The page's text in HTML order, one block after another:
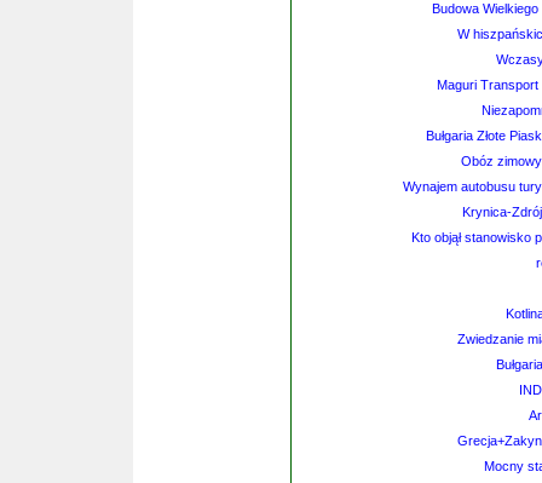
Budowa
W
Maguri
Bułgaria Złote
Obóz
Wynajem autobusu
Krynica-
Kto objął stanowisko
Zwiedzanie
Mocny